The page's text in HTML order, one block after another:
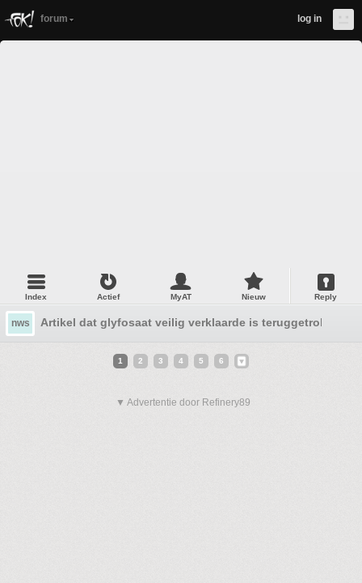
forum log in
Index Actief MyAT Nieuw Reply
nws Artikel dat glyfosaat veilig verklaarde is teruggetrokken
1 2 3 4 5 6
▼ Advertentie door Refinery89